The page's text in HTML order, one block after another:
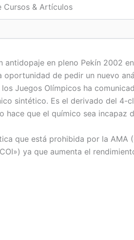
Cursos & Artículos
en pleno Pekín 2002
de pedir un nuevo
Juegos Olímpicos ha
sintético. Es el derivado del 4-
que el químico sea incapaz
que está prohibida por la
ya que aumenta el